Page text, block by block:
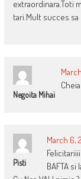
extraordinara.Toti
tari.Mult succes
Negoita Mihai
Pisti
March 6,
BAFTA si